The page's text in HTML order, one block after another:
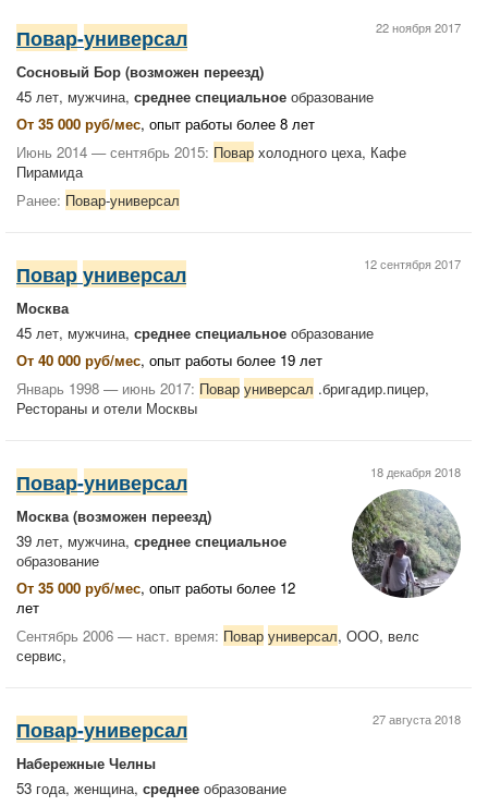
22 ноября 2017
Повар-универсал
Сосновый Бор (возможен переезд)
45 лет, мужчина, среднее специальное образование
От 35 000 руб/мес, опыт работы более 8 лет
Июнь 2014 — сентябрь 2015: Повар холодного цеха, Кафе
Пирамида
Ранее: Повар-универсал
12 сентября 2017
Повар универсал
Москва
45 лет, мужчина, среднее специальное образование
От 40 000 руб/мес, опыт работы более 19 лет
Январь 1998 — июнь 2017: Повар универсал .бригадир.пицер,
Рестораны и отели Москвы
18 декабря 2018
Повар-универсал
Москва(возможен переезд)
39 лет, мужчина, среднее специальное
образование
От 35 000 руб/мес, опыт работы более 12
лет
Сентябрь 2006 — наст. время: Повар универсал, ООО, велс
сервис,
27 августа 2018
Повар-универсал
Набережные Челны
53 года, женщина, среднее образование